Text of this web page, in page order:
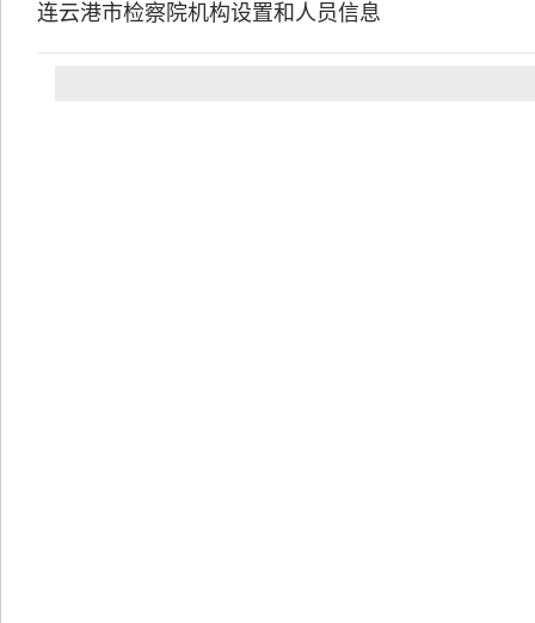
连云港市检察院机构设置和人员信息